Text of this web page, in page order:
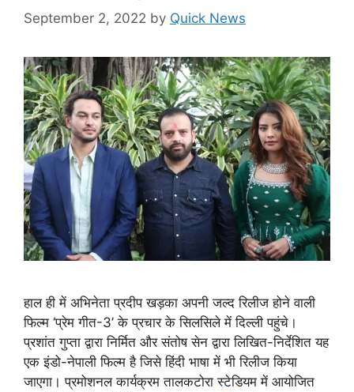
September 2, 2022 by Quick News
हाल ही में अभिनेता प्रदीप खड़का अपनी जल्द रिलीज होने वाली
फिल्म ‘प्रेम गीत-3’ के प्रचार के सिलसिले में दिल्ली पहुंचे।
प्रशांत गुप्ता द्वारा निर्मित और संतोष सेन द्वारा लिखित-निर्देशित यह
एक इंडो-नेपाली फिल्म है जिसे हिंदी भाषा में भी रिलीज किया
जाएगा। प्रमोशनल कार्यक्रम तालकटोरा स्टेडियम में आयोजित